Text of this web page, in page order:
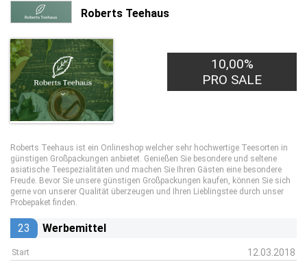
Roberts Teehaus
10,00%
PRO SALE
Roberts Teehaus ist ein Onlineshop welcher sehr hochwertige Teesorten in
günstigen Großpackungen anbietet. Genießen Sie besondere und seltene
asiatische Teespezialitäten und machen Sie Ihren Gästen eine besondere
Freude. Bevor Sie unsere günstigen Großpackungen kaufen, können Sie sich
gerne von unserer Qualität überzeugen und Ihren Lieblingstee durch unser
Probepaket finden.
23 Werbemittel
Start 12.03.2018